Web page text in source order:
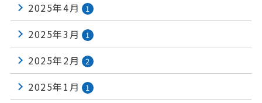
2025年4月 1
2025年3月 1
2025年2月 2
2025年1月 1